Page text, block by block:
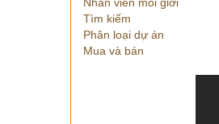
Tìm kiếm
Phân loại dự án
Mua và bán